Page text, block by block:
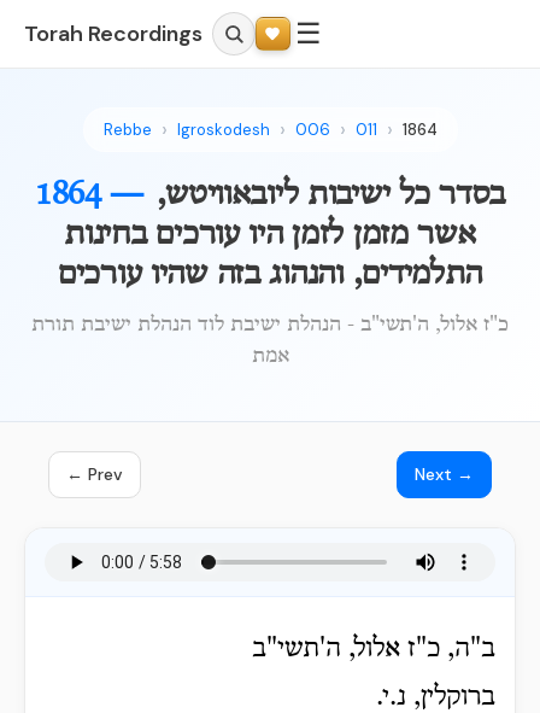
Torah Recordings ☰
Rebbe Igroskodesh 006 011 1864
1864 — בסדר כל ישיבות ליובאוויטש,
אשר מזמן לזמן היו עורכים בחינות
התלמידים, והנהוג בזה שהיו עורכים
כ"ז אלול, ה'תשי"ב - הנהלת ישיבת לוד הנהלת ישיבת תורת
אמת
← Prev Next →
ב"ה, כ"ז אלול, ה'תשי"ב
ברוקלין, נ.י.